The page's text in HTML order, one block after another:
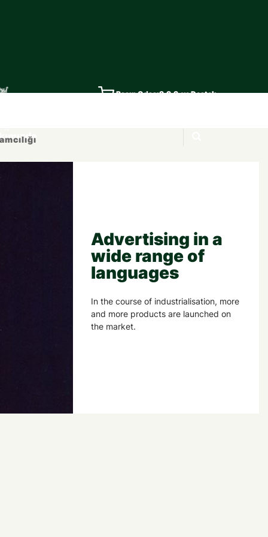
Basın OdasıS.S.S. ve Destek
Fine Writing Hediye Rehberi
Advertising in a
wide range of
languages
In the course of industrialisation, more
and more products are launched on
the market.